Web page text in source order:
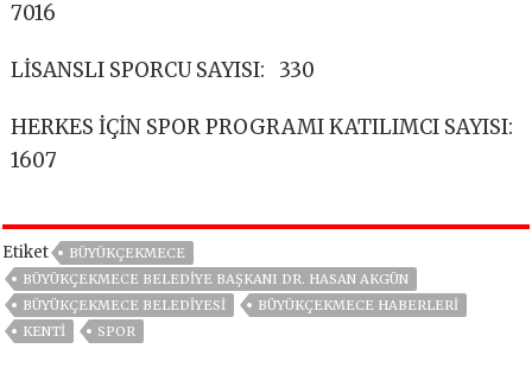
7016
LİSANSLI SPORCU SAYISI: 330
HERKES İÇİN SPOR PROGRAMI KATILIMCI SAYISI:
1607
Etiket
BÜYÜKÇEKMECE
BÜYÜKÇEKMECE BELEDIYE BAŞKANI DR. HASAN AKGÜN
BÜYÜKÇEKMECE BELEDIYESI
BÜYÜKÇEKMECE HABERLERI
KENTI
SPOR